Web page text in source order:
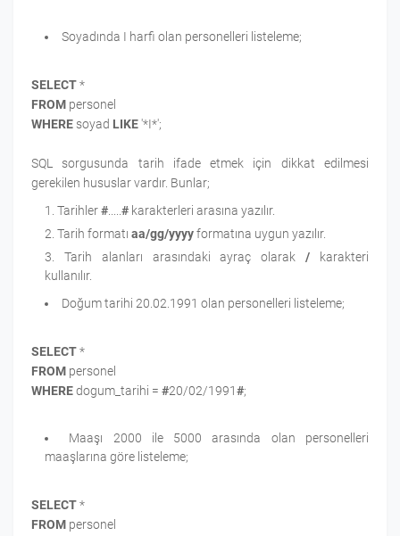
Soyadında I harfi olan personelleri listeleme;
SELECT*
FROM personel
WHERE soyad LIKE'*I*';
SQL sorgusunda tarih ifade etmek için dikkat edilmesi
gerekilen hususlar vardır. Bunlar;
Tarihler#.....# karakterleri arasına yazılır.
Tarih formatı aa/gg/yyyyformatına uygun yazılır.
Tarih alanları arasındaki ayraç olarak/ karakteri
kullanılır.
Doğum tarihi 20.02.1991 olan personelleri listeleme;
SELECT*
FROM personel
WHEREdogum_tarihi = #20/02/1991#;
Maaşı 2000 ile 5000 arasında olan personelleri
maaşlarına göre listeleme;
SELECT*
FROM personel